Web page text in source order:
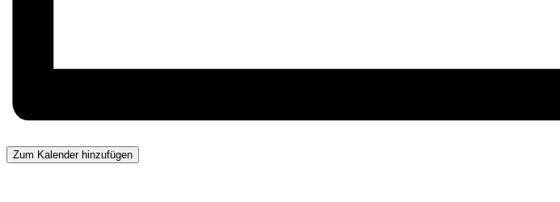
Zum Kalender hinzufügen